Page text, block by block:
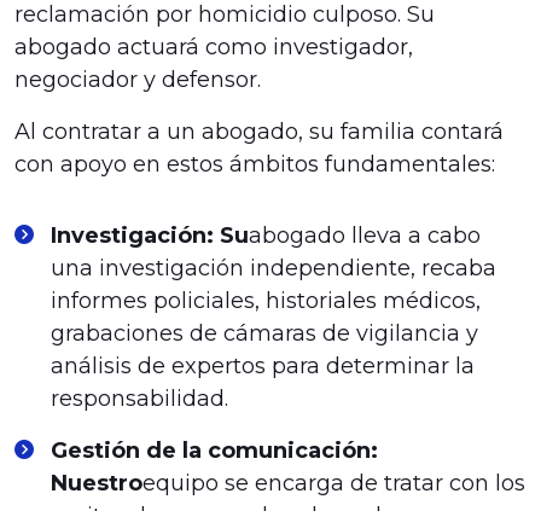
reclamación por homicidio culposo. Su
abogado actuará como investigador,
negociador y defensor.
Al contratar a un abogado, su familia contará
con apoyo en estos ámbitos fundamentales:
Investigación: Suabogado lleva a cabo
una investigación independiente, recaba
informes policiales, historiales médicos,
grabaciones de cámaras de vigilancia y
análisis de expertos para determinar la
responsabilidad.
Gestión de la comunicación:
Nuestroequipo se encarga de tratar con los